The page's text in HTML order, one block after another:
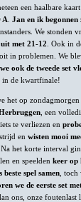
een haalbare
A Jan en ik
We stonden
met 21-12 . Ook in
in problemen. We
ook de tweede set
in de kwartfinale!
het op
, een
te verliezen en
en wisten mooi
. Na het korte interval
en speelden keer op
beste spel samen ,
we de eerste set
ons, onze foutenlast